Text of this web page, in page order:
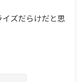
ズだらけだと思